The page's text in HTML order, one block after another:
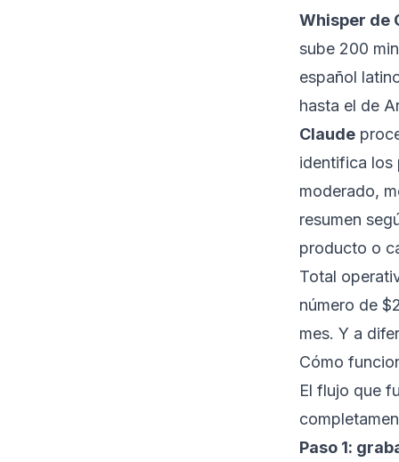
Whisper de
sube 200
español
hasta el de
Claude
identifica los
moderado,
resumen
producto o
Total
número de
mes. Y a
Cómo
El flujo que
Paso 1: